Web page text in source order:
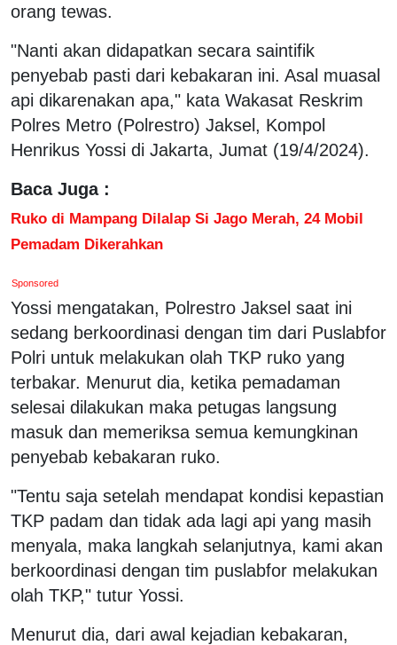
orang tewas.
"Nanti akan didapatkan secara saintifik
penyebab pasti dari kebakaran ini. Asal muasal
api dikarenakan apa," kata Wakasat Reskrim
Polres Metro (Polrestro) Jaksel, Kompol
Henrikus Yossi di Jakarta, Jumat (19/4/2024).
Baca Juga :
Ruko di Mampang Dilalap Si Jago Merah, 24 Mobil
Pemadam Dikerahkan
Sponsored
Yossi mengatakan, Polrestro Jaksel saat ini
sedang berkoordinasi dengan tim dari Puslabfor
Polri untuk melakukan olah TKP ruko yang
terbakar. Menurut dia, ketika pemadaman
selesai dilakukan maka petugas langsung
masuk dan memeriksa semua kemungkinan
penyebab kebakaran ruko.
"Tentu saja setelah mendapat kondisi kepastian
TKP padam dan tidak ada lagi api yang masih
menyala, maka langkah selanjutnya, kami akan
berkoordinasi dengan tim puslabfor melakukan
olah TKP," tutur Yossi.
Menurut dia, dari awal kejadian kebakaran,